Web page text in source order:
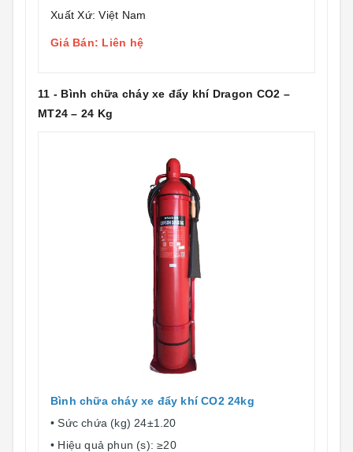
Xuất Xứ: Việt Nam
Giá Bán: Liên hệ
11 - Bình chữa cháy xe đẩy khí Dragon CO2 –
MT24 – 24 Kg
Bình chữa cháy xe đẩy khí CO2 24kg
• Sức chứa (kg) 24±1.20
• Hiệu quả phun (s): ≥20